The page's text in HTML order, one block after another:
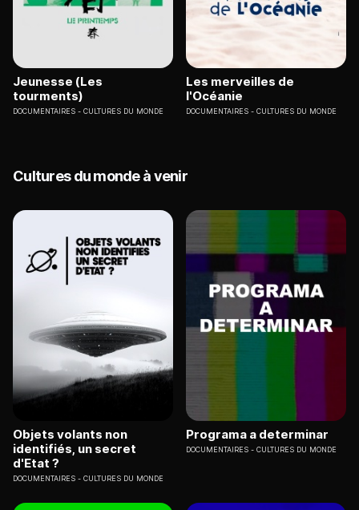
Jeunesse (Les
tourments)
DOCUMENTAIRES CULTURES DU MONDE
Les merveilles de
l'Océanie
DOCUMENTAIRES CULTURES DU MONDE
Cultures du monde à venir
Objets volants non
identifiés, un secret
d'Etat ?
DOCUMENTAIRES CULTURES DU MONDE
Programa a determinar
DOCUMENTAIRES CULTURES DU MONDE